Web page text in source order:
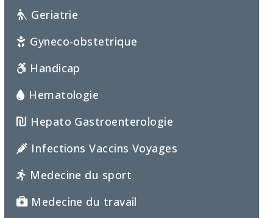
Geriatrie
Gyneco-obstetrique
Handicap
Hematologie
Hepato Gastroenterologie
Infections Vaccins Voyages
Medecine du sport
Medecine du travail